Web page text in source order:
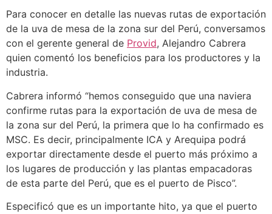
Para conocer en detalle las nuevas rutas de exportación
de la uva de mesa de la zona sur del Perú, conversamos
con el gerente general de Provid, Alejandro Cabrera
quien comentó los beneficios para los productores y la
industria.
Cabrera informó “hemos conseguido que una naviera
confirme rutas para la exportación de uva de mesa de
la zona sur del Perú, la primera que lo ha confirmado es
MSC. Es decir, principalmente ICA y Arequipa podrá
exportar directamente desde el puerto más próximo a
los lugares de producción y las plantas empacadoras
de esta parte del Perú, que es el puerto de Pisco”.
Especificó que es un importante hito, ya que el puerto